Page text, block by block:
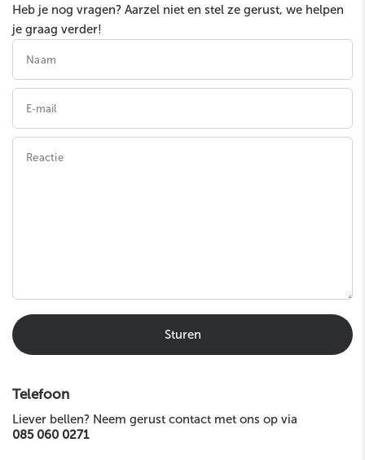
Heb je nog vragen? Aarzel niet en stel ze gerust, we helpen
je graag verder!
Naam
E‑mail
Reactie
Sturen
Telefoon
Liever bellen? Neem gerust contact met ons op via
085 060 0271